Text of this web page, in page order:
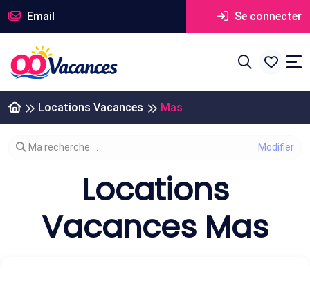
Email Se connecter
Locations Vacances Mas
Modifier votre recherche
Ma recherche ...
Locations
Vacances Mas